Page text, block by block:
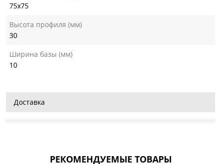
75х75
Высота профиля (мм)
30
Ширина базы (мм)
10
Доставка
РЕКОМЕНДУЕМЫЕ ТОВАРЫ